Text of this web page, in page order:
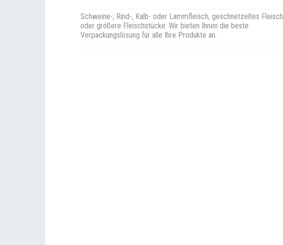
Schweine-, Rind-, Kalb- oder Lammfleisch, geschnetzeltes Fleisch
oder größere Fleischstücke: Wir bieten Ihnen die beste
Verpackungslösung für alle Ihre Produkte an.